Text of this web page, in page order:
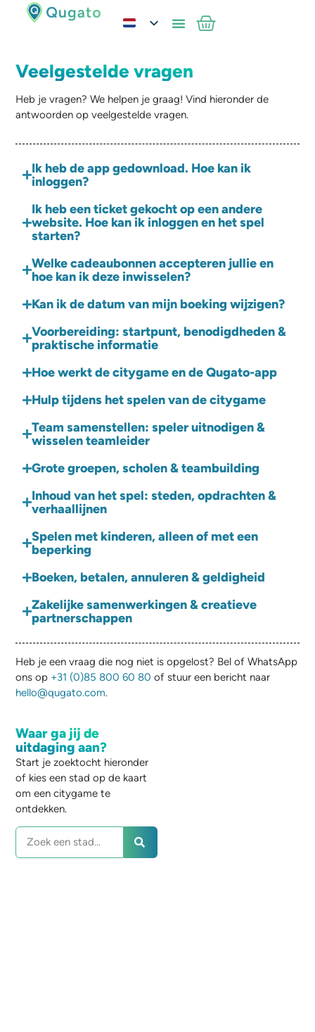
Veelgestelde vragen
Heb je vragen? We helpen je graag! Vind hieronder de
antwoorden op veelgestelde vragen.
Ik heb de app gedownload. Hoe kan ik
inloggen?
Ik heb een ticket gekocht op een andere
website. Hoe kan ik inloggen en het spel
starten?
Welke cadeaubonnen accepteren jullie en
hoe kan ik deze inwisselen?
Kan ik de datum van mijn boeking wijzigen?
Voorbereiding: startpunt, benodigdheden &
praktische informatie
Hoe werkt de citygame en de Qugato-app
Hulp tijdens het spelen van de citygame
Team samenstellen: speler uitnodigen &
wisselen teamleider
Grote groepen, scholen & teambuilding
Inhoud van het spel: steden, opdrachten &
verhaallijnen
Spelen met kinderen, alleen of met een
beperking
Boeken, betalen, annuleren & geldigheid
Zakelijke samenwerkingen & creatieve
partnerschappen
Heb je een vraag die nog niet is opgelost? Bel of WhatsApp
ons op +31 (0)85 800 60 80 of stuur een bericht naar
hello@qugato.com.
Waar ga jij de
uitdaging aan?
Start je zoektocht hieronder
of kies een stad op de kaart
om een citygame te
ontdekken.